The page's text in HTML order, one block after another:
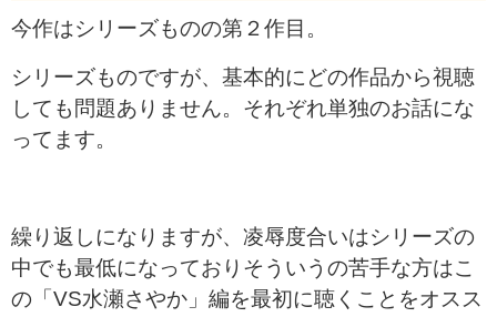
今作はシリーズものの第２作目。
シリーズものですが、基本的にどの作品から視聴
しても問題ありません。それぞれ単独のお話にな
ってます。
繰り返しになりますが、凌辱度合いはシリーズの
中でも最低になっておりそういうの苦手な方はこ
の「VS水瀬さやか」編を最初に聴くことをオスス